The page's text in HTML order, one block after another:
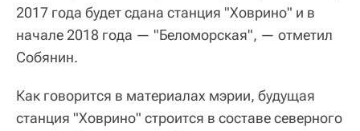
2017 года будет сдана станция "Ховрино" и в
начале 2018 года — "Беломорская", — отметил
Собянин.
Как говорится в материалах мэрии, будущая
станция "Ховрино" строится в составе северного